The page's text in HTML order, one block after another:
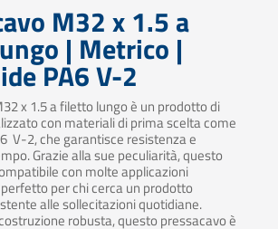
M32 x 1.5 a
| Metrico |
PA6 V-2
x 1.5 a filetto lungo è un prodotto di
con materiali di prima scelta come
V-2, che garantisce resistenza e
Grazie alla sue peculiarità, questo
con molte applicazioni
per chi cerca un prodotto
alle sollecitazioni quotidiane.
robusta, questo pressacavo è